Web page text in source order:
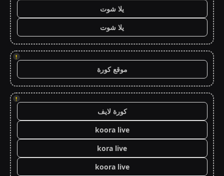
يلا شوت
يلا شوت
!
موقع كورة
!
كورة لايف
koora live
kora live
koora live